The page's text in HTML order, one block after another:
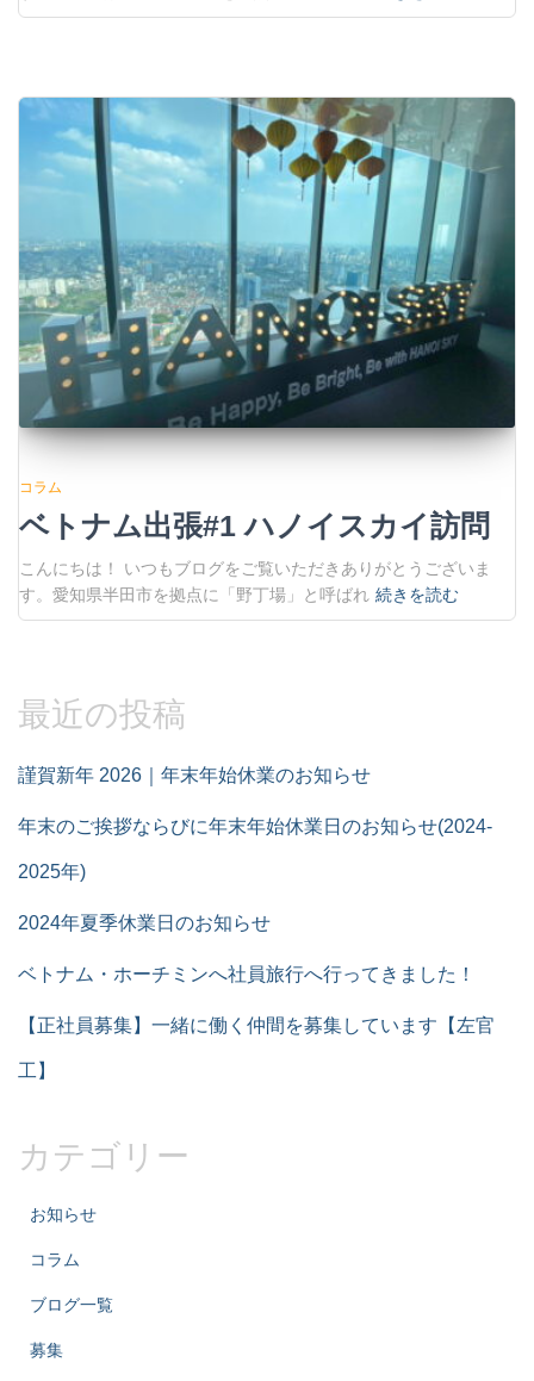
コラム
ベトナム出張#1 ハノイスカイ訪問
こんにちは！ いつもブログをご覧いただきありがとうございま
す。愛知県半田市を拠点に「野丁場」と呼ばれ 続きを読む
最近の投稿
謹賀新年 2026｜年末年始休業のお知らせ
年末のご挨拶ならびに年末年始休業日のお知らせ(2024-
2025年)
2024年夏季休業日のお知らせ
ベトナム・ホーチミンへ社員旅行へ行ってきました！
【正社員募集】一緒に働く仲間を募集しています【左官
工】
カテゴリー
お知らせ
コラム
ブログ一覧
募集